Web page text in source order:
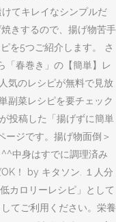
てキレイなシンプルだ
きするので、揚げ物苦手
を5つご紹介します。 さ
「春巻き」の【簡単】レ
気のレシピが無料で見放
副菜レシピを要チェック
投稿した「揚げずに簡単
ジです。揚げ物面倒＞
中身はすでに調理済み
！ by キタソン. １人分
カロリーレシピ」として
てご利用ください。栄養